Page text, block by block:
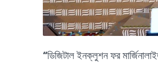
“ডিজিটাল ইনক্লুশন ফর